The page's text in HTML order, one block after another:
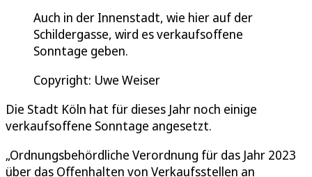
Auch in der Innenstadt, wie hier auf der
Schildergasse, wird es verkaufsoffene
Sonntage geben.
Copyright: Uwe Weiser
Die Stadt Köln hat für dieses Jahr noch einige
verkaufsoffene Sonntage angesetzt.
„Ordnungsbehördliche Verordnung für das Jahr 2023
über das Offenhalten von Verkaufsstellen an